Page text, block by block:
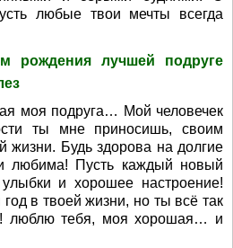
любые твои мечты всегда
рождения лучшей подруге
моя подруга… Мой человечек
ты мне приносишь, своим
жизни. Будь здорова на долгие
любима! Пусть каждый новый
и хорошее настроение!
в твоей жизни, но ты всё так
люблю тебя, моя хорошая… и